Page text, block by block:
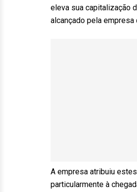
eleva sua capitalização
alcançado pela
A empresa atribuiu
particularmente à